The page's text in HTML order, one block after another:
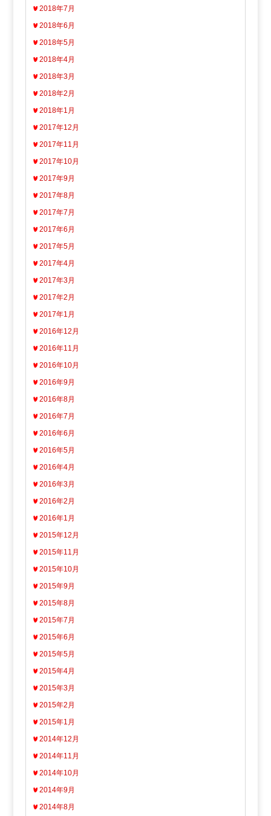
2018年7月
2018年6月
2018年5月
2018年4月
2018年3月
2018年2月
2018年1月
2017年12月
2017年11月
2017年10月
2017年9月
2017年8月
2017年7月
2017年6月
2017年5月
2017年4月
2017年3月
2017年2月
2017年1月
2016年12月
2016年11月
2016年10月
2016年9月
2016年8月
2016年7月
2016年6月
2016年5月
2016年4月
2016年3月
2016年2月
2016年1月
2015年12月
2015年11月
2015年10月
2015年9月
2015年8月
2015年7月
2015年6月
2015年5月
2015年4月
2015年3月
2015年2月
2015年1月
2014年12月
2014年11月
2014年10月
2014年9月
2014年8月